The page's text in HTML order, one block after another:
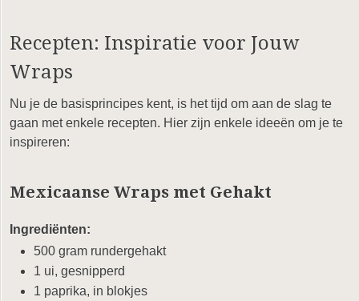
Recepten: Inspiratie voor Jouw
Wraps
Nu je de basisprincipes kent, is het tijd om aan de slag te
gaan met enkele recepten. Hier zijn enkele ideeën om je te
inspireren:
Mexicaanse Wraps met Gehakt
Ingrediënten:
500 gram rundergehakt
1 ui, gesnipperd
1 paprika, in blokjes